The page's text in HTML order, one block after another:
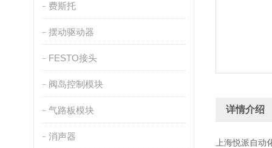
费斯托
摆动驱动器
FESTO接头
阀岛控制模块
气路板模块
消声器
详情介绍
上海悦派自